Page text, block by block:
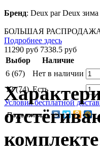
Бренд: Deux par Deux зима
БОЛЬШАЯ
Подробнее здесь
11290 руб 7338.5 руб
Выбор
Наличие
6 (67)
Нет в наличии
12 (74) Есть
Условия бесплатной
Поделиться